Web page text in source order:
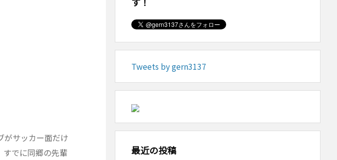
がサッカー面だけ
すでに同郷の先輩
Tweets by gern3137
最近の投稿